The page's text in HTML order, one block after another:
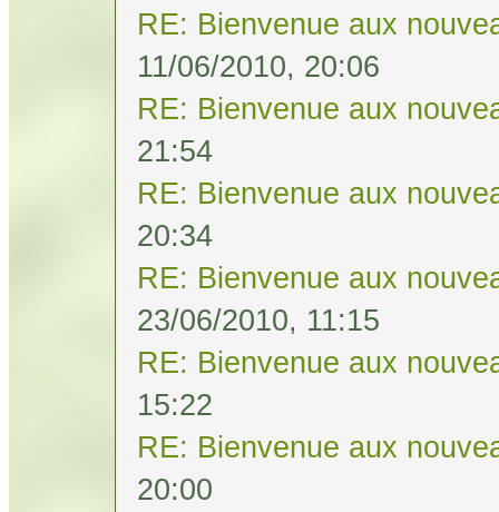
RE: Bienvenue aux
11/06/2010, 20:06
RE: Bienvenue aux
21:54
RE: Bienvenue aux
20:34
RE: Bienvenue aux
23/06/2010, 11:15
RE: Bienvenue aux
15:22
RE: Bienvenue aux
20:00